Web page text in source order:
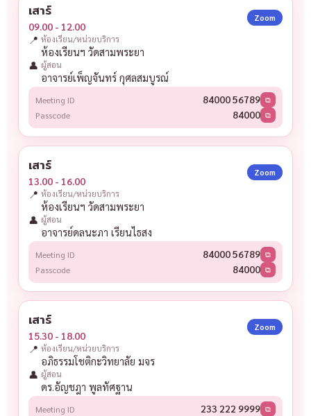
เสาร์
09.00 - 12.00
Zoom
📍 ห้องเรียน/หน่วยบริการ
ห้องเรียนฯ วัดสามพระยา
👤 ผู้สอน
อาจารย์เพ็ญจันทร์ กุศลสมบูรณ์
Meeting ID 84000 56789 ⧉
Passcode 84000 ⧉
เสาร์
13.00 - 16.00
Zoom
📍 ห้องเรียน/หน่วยบริการ
ห้องเรียนฯ วัดสามพระยา
👤 ผู้สอน
อาจารย์ดลนะภา เรียนไธสง
Meeting ID 84000 56789 ⧉
Passcode 84000 ⧉
เสาร์
15.30 - 18.00
Zoom
📍 ห้องเรียน/หน่วยบริการ
อภิธรรมโชติกะวิทยาลัย มจร
👤 ผู้สอน
ดร.อัญชฎา พูลทัศฐาน
Meeting ID 233 222 9999 ⧉